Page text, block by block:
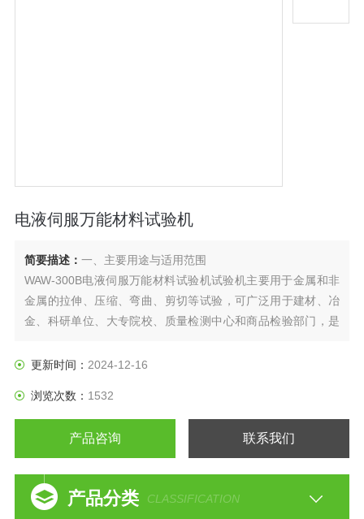
电液伺服万能材料试验机
简要描述： 一、主要用途与适用范围
WAW-300B电液伺服万能材料试验机试验机主要用于金属和非
金属的拉伸、压缩、弯曲、剪切等试验，可广泛用于建材、冶
金、科研单位、大专院校、质量检测中心和商品检验部门，是
其设计依据标准为GB/T3159-2008《液压式*试验机》。
1、在室温10℃-35℃范围内；
2、相对湿度≤80%；
更新时间： 2024-12-16
浏览次数： 1532
产品咨询 联系我们
产品分类 CLASSIFICATION